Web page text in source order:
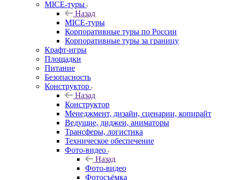
MICE‑туры
Назад
MICE‑туры
Корпоративные туры по России
Корпоративные туры за границу
Крафт-игры
Площадки
Питание
Безопасность
Конструктор
Назад
Конструктор
Менеджмент, дизайн, сценарии, копирайт
Ведущие, диджеи, аниматоры
Трансферы, логистика
Техническое обеспечение
Фото-видео
Назад
Фото-видео
Фотосъёмка